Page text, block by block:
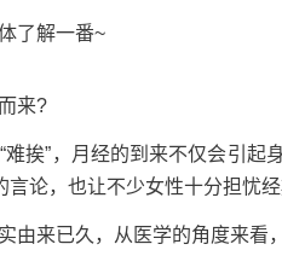
了解一番~
来?
”，月经的到来不仅会引起
言论，也让不少女性十分担忧
来已久，从医学的角度来看，